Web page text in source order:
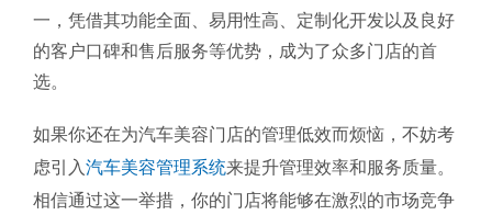
一，凭借其功能全面、易用性高、定制化开发以及良好
的客户口碑和售后服务等优势，成为了众多门店的首
选。
如果你还在为汽车美容门店的管理低效而烦恼，不妨考
虑引入汽车美容管理系统来提升管理效率和服务质量。
相信通过这一举措，你的门店将能够在激烈的市场竞争